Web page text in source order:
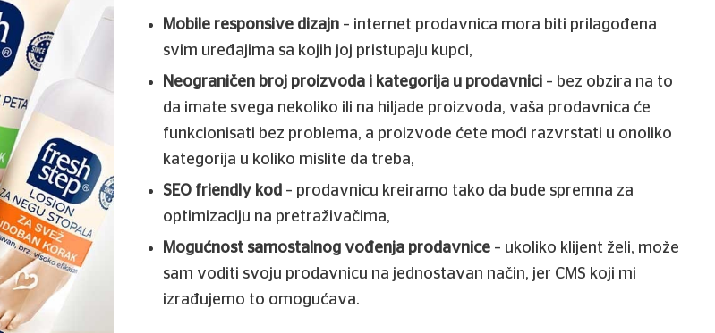
Mobile responsive dizajn – internet prodavnica mora biti prilagođena
svim uređajima sa kojih joj pristupaju kupci,
Neograničen broj proizvoda i kategorija u prodavnici – bez obzira na to
da imate svega nekoliko ili na hiljade proizvoda, vaša prodavnica će
funkcionisati bez problema, a proizvode ćete moći razvrstati u onoliko
kategorija u koliko mislite da treba,
SEO friendly kod – prodavnicu kreiramo tako da bude spremna za
optimizaciju na pretraživačima,
Mogućnost samostalnog vođenja prodavnice – ukoliko klijent želi, može
sam voditi svoju prodavnicu na jednostavan način, jer CMS koji mi
izrađujemo to omogućava.